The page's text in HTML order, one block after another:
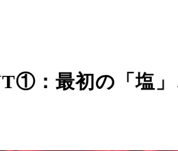
：最初の「塩」